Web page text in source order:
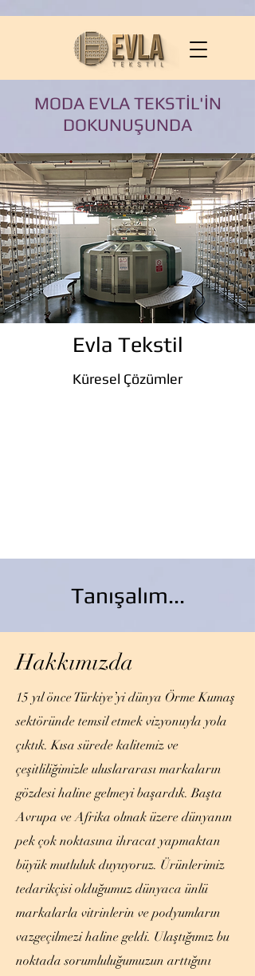
MODA EVLA TEKSTİL'İN
DOKUNUŞUNDA
Evla Tekstil
Küresel Çözümler
Tanışalım...
Hakkımızda
15 yıl önce Türkiye’yi dünya Örme Kumaş
sektöründe temsil etmek vizyonuyla yola
çıktık. Kısa sürede kalitemiz ve
çeşitliliğimizle uluslararası markaların
gözdesi haline gelmeyi başardık. Başta
Avrupa ve Afrika olmak üzere dünyanın
pek çok noktasına ihracat yapmaktan
büyük mutluluk duyuyoruz. Ürünlerimiz
tedarikçisi olduğumuz dünyaca ünlü
markalarla vitrinlerin ve podyumların
vazgeçilmezi haline geldi. Ulaştığımız bu
noktada sorumluluğumuzun arttığını